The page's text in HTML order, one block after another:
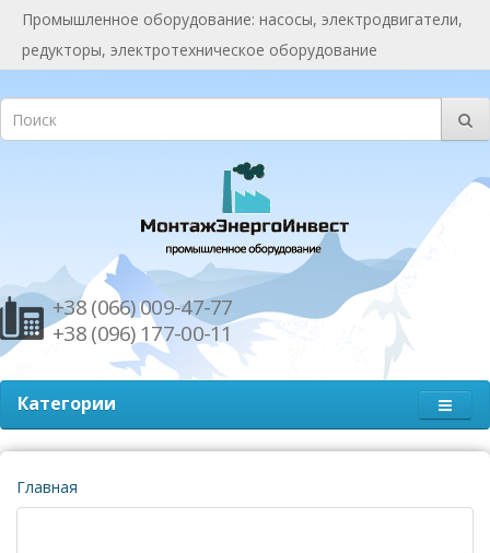
Промышленное оборудование: насосы, электродвигатели,
редукторы, электротехническое оборудование
+38 (066) 009-47-77
+38 (096) 177-00-11
Категории
Главная